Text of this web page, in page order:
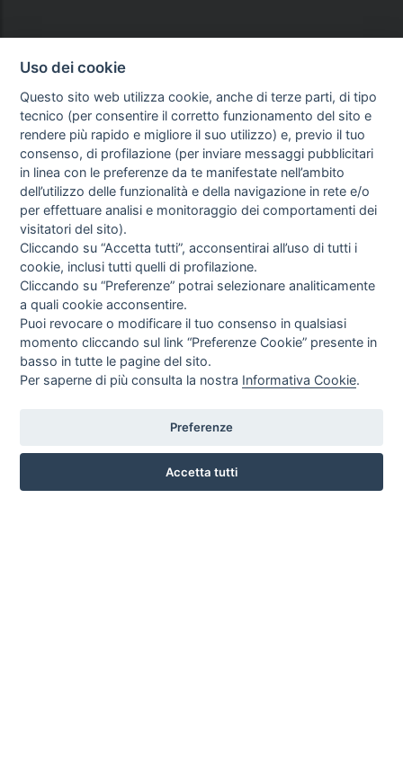
Uso dei cookie
Questo sito web utilizza cookie, anche di terze parti, di tipo
tecnico (per consentire il corretto funzionamento del sito e
rendere più rapido e migliore il suo utilizzo) e, previo il tuo
consenso, di profilazione (per inviare messaggi pubblicitari
in linea con le preferenze da te manifestate nell’ambito
dell’utilizzo delle funzionalità e della navigazione in rete e/o
per effettuare analisi e monitoraggio dei comportamenti dei
visitatori del sito).
Cliccando su “Accetta tutti”, acconsentirai all’uso di tutti i
cookie, inclusi tutti quelli di profilazione.
Cliccando su “Preferenze” potrai selezionare analiticamente
a quali cookie acconsentire.
Puoi revocare o modificare il tuo consenso in qualsiasi
momento cliccando sul link “Preferenze Cookie” presente in
basso in tutte le pagine del sito.
Per saperne di più consulta la nostra Informativa Cookie.
Preferenze
Accetta tutti